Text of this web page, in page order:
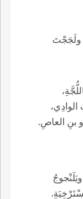
ولَجَجْتَ
بنِ العاصِ.